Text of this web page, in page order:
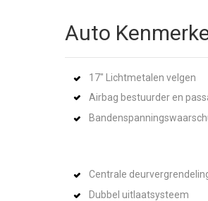
Auto
17" Lichtmetalen velgen
Airbag bestuurder en
Centrale
Dubbel uitlaatsysteem